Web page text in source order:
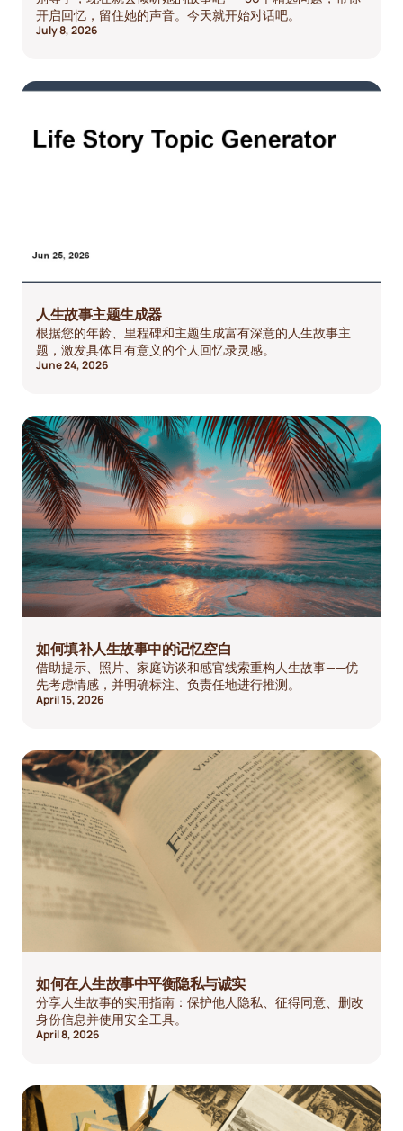
开启回忆，留住她的声音。今天就开始对话吧。
July 8, 2026
人生故事主题生成器
根据您的年龄、里程碑和主题生成富有深意的人生故事主
题，激发具体且有意义的个人回忆录灵感。
June 24, 2026
如何填补人生故事中的记忆空白
借助提示、照片、家庭访谈和感官线索重构人生故事——优
先考虑情感，并明确标注、负责任地进行推测。
April 15, 2026
如何在人生故事中平衡隐私与诚实
分享人生故事的实用指南：保护他人隐私、征得同意、删改
身份信息并使用安全工具。
April 8, 2026